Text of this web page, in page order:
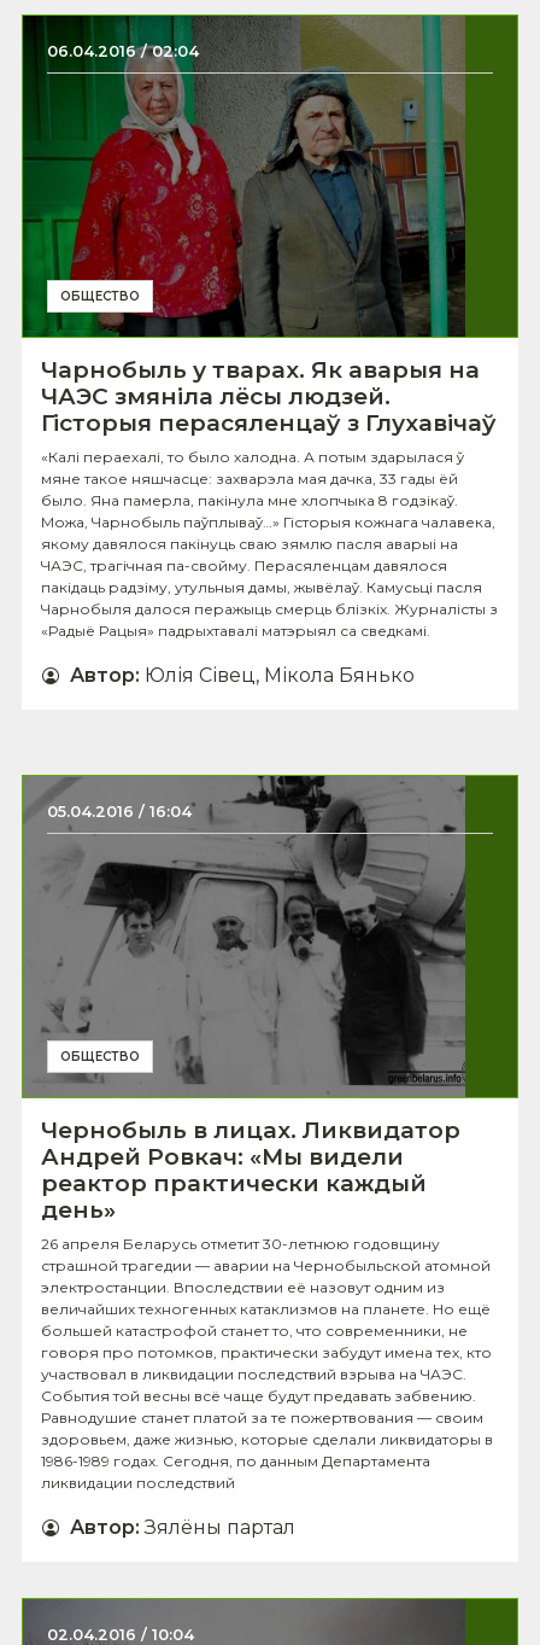
06.04.2016 / 02:04
ОБЩЕСТВО
Чарнобыль у тварах. Як аварыя на
ЧАЭС змяніла лёсы людзей.
Гісторыя перасяленцаў з Глухавічаў
«Калі пераехалі, то было халодна. А потым здарылася ў
мяне такое няшчасце: захварэла мая дачка, 33 гады ёй
было. Яна памерла, пакінула мне хлопчыка 8 годзікаў.
Можа, Чарнобыль паўплываў…» Гісторыя кожнага чалавека,
якому давялося пакінуць сваю зямлю пасля аварыі на
ЧАЭС, трагічная па-свойму. Перасяленцам давялося
пакідаць радзіму, утульныя дамы, жывёлаў. Камусьці пасля
Чарнобыля далося перажыць смерць блізкіх. Журналісты з
«Радыё Рацыя» падрыхтавалі матэрыял са сведкамі.
Автор: Юлія Сівец, Мікола Бянько
05.04.2016 / 16:04
ОБЩЕСТВО
Чернобыль в лицах. Ликвидатор
Андрей Ровкач: «Мы видели
реактор практически каждый
день»
26 апреля Беларусь отметит 30-летнюю годовщину
страшной трагедии — аварии на Чернобыльской атомной
электростанции. Впоследствии её назовут одним из
величайших техногенных катаклизмов на планете. Но ещё
большей катастрофой станет то, что современники, не
говоря про потомков, практически забудут имена тех, кто
участвовал в ликвидации последствий взрыва на ЧАЭС.
События той весны всё чаще будут предавать забвению.
Равнодушие станет платой за те пожертвования — своим
здоровьем, даже жизнью, которые сделали ликвидаторы в
1986-1989 годах. Сегодня, по данным Департамента
ликвидации последствий
Автор: Зялёны партал
02.04.2016 / 10:04